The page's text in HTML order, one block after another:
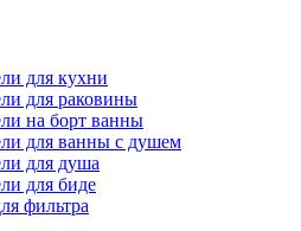
для кухни
для раковины
на борт ванны
для ванны с душем
для душа
для биде
фильтра